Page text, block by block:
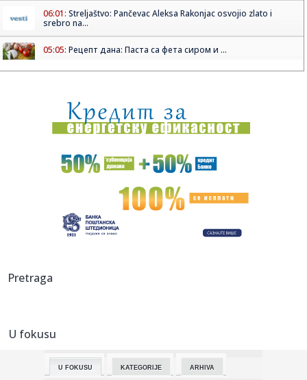
06:01: Streljaštvo: Pančevac Aleksa Rakonjac osvojio zlato i
srebro na...
05:05: Рецепт дана: Паста са фета сиром и ...
00:44:Dogodilo se na današnji datum, 7. avgust
00:44:Zvezda nastavlja tradiciju, opet časti najmlađe navijače
(FOTO...
Nissan Qashqai e-Power prešao 1980 km s jednim
00:29:Evropa gori! Još jedan toplotni talas, cela Italija pod
00:05:
00:04: Vukotić ne zna ko je Baba: "Vidim da ga svi hvale"
Pretraga
U fokusu
U FOKUSU KATEGORIJE ARHIVA